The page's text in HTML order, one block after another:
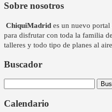
Sobre nosotros
ChiquiMadrid es un nuevo portal
para disfrutar con toda la familia
talleres y todo tipo de planes al
Buscador
Calendario